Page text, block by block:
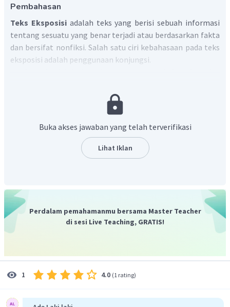
Pembahasan
Teks Eksposisi adalah teks yang berisi sebuah informasi
tentang sesuatu yang benar terjadi atau berdasarkan fakta
dan bersifat nonfiksi. Salah satu ciri kebahasaan pada teks
eksposisi adalah penggunaan konjungsi.
frasa dengan frasa, klausa dengan klausa, serta kalimat
dengan kalimat. Contoh : tetapi, sedangkan, dan, agar, lalu.
kata yang menghubungkan dua satuan bahasa yang
Dengan demikian, jawaban yang tepat adalah pilihan D.
Buka akses jawaban yang telah terverifikasi
Lihat Iklan
Perdalam pemahamanmu bersama Master Teacher
di sesi Live Teaching, GRATIS!
1 4.0 (1 rating)